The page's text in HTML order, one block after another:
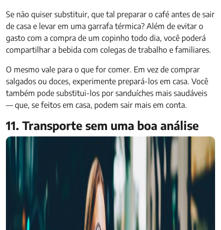
Se não quiser substituir, que tal preparar o café antes de sair
de casa e levar em uma garrafa térmica? Além de evitar o
gasto com a compra de um copinho todo dia, você poderá
compartilhar a bebida com colegas de trabalho e familiares.
O mesmo vale para o que for comer. Em vez de comprar
salgados ou doces, experimente prepará-los em casa. Você
também pode substitui-los por sanduíches mais saudáveis
— que, se feitos em casa, podem sair mais em conta.
11. Transporte sem uma boa análise